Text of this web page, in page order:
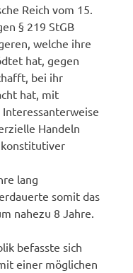
Reich vom 15.
§ 219 StGB
welche ihre
hat, gegen
bei ihr
hat, mit
Handeln
konstitutiver
lang
somit das
nahezu 8 Jahre.
befasste sich
einer möglichen